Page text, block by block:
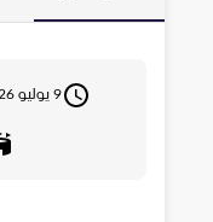
9 يوليو 2026 17:15